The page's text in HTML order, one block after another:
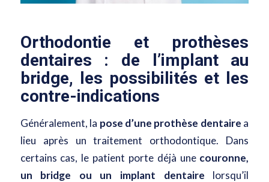
Orthodontie et prothèses
dentaires : de l’implant au
bridge, les possibilités et les
contre-indications
Généralement, la pose d’une prothèse dentaire a
lieu après un traitement orthodontique. Dans
certains cas, le patient porte déjà une couronne,
un bridge ou un implant dentaire lorsqu’il